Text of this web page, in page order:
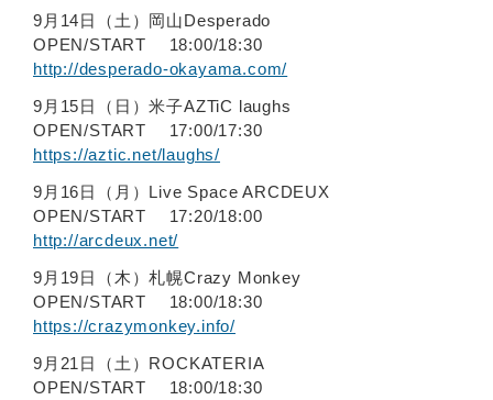
9月14日（土）岡山Desperado
OPEN/START 18:00/18:30
http://desperado-okayama.com/
9月15日（日）米子AZTiC laughs
OPEN/START 17:00/17:30
https://aztic.net/laughs/
9月16日（月）Live Space ARCDEUX
OPEN/START 17:20/18:00
http://arcdeux.net/
9月19日（木）札幌Crazy Monkey
OPEN/START 18:00/18:30
https://crazymonkey.info/
9月21日（土）ROCKATERIA
OPEN/START 18:00/18:30